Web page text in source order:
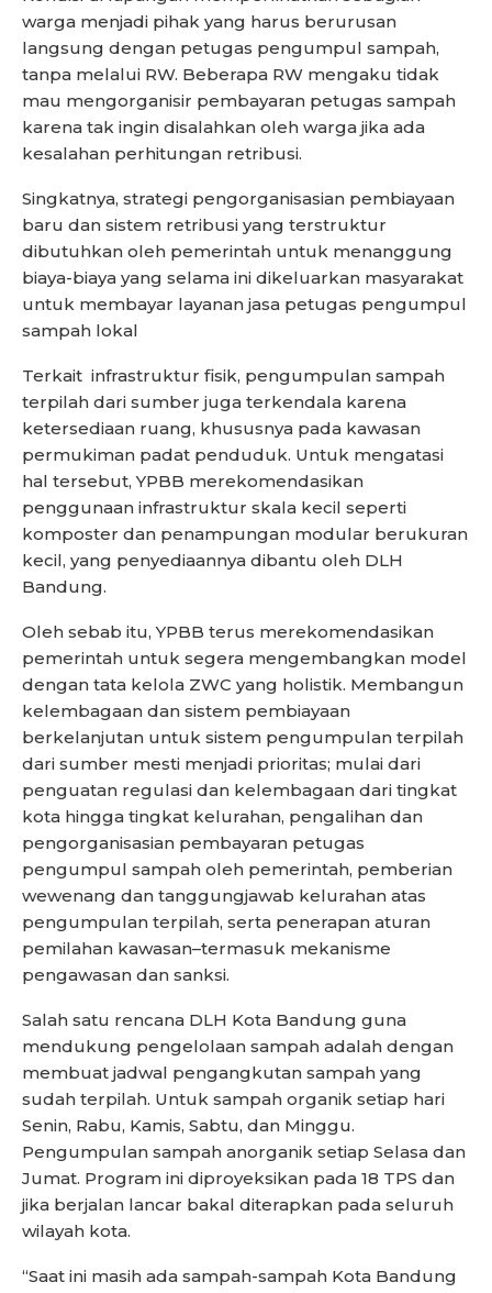
warga menjadi pihak yang harus berurusan
langsung dengan petugas pengumpul sampah,
tanpa melalui RW. Beberapa RW mengaku tidak
mau mengorganisir pembayaran petugas sampah
karena tak ingin disalahkan oleh warga jika ada
kesalahan perhitungan retribusi.
Singkatnya, strategi pengorganisasian pembiayaan
baru dan sistem retribusi yang terstruktur
dibutuhkan oleh pemerintah untuk menanggung
biaya-biaya yang selama ini dikeluarkan masyarakat
untuk membayar layanan jasa petugas pengumpul
sampah lokal
Terkait infrastruktur fisik, pengumpulan sampah
terpilah dari sumber juga terkendala karena
ketersediaan ruang, khususnya pada kawasan
permukiman padat penduduk. Untuk mengatasi
hal tersebut, YPBB merekomendasikan
penggunaan infrastruktur skala kecil seperti
komposter dan penampungan modular berukuran
kecil, yang penyediaannya dibantu oleh DLH
Bandung.
Oleh sebab itu, YPBB terus merekomendasikan
pemerintah untuk segera mengembangkan model
dengan tata kelola ZWC yang holistik. Membangun
kelembagaan dan sistem pembiayaan
berkelanjutan untuk sistem pengumpulan terpilah
dari sumber mesti menjadi prioritas; mulai dari
penguatan regulasi dan kelembagaan dari tingkat
kota hingga tingkat kelurahan, pengalihan dan
pengorganisasian pembayaran petugas
pengumpul sampah oleh pemerintah, pemberian
wewenang dan tanggungjawab kelurahan atas
pengumpulan terpilah, serta penerapan aturan
pemilahan kawasan–termasuk mekanisme
pengawasan dan sanksi.
Salah satu rencana DLH Kota Bandung guna
mendukung pengelolaan sampah adalah dengan
membuat jadwal pengangkutan sampah yang
sudah terpilah. Untuk sampah organik setiap hari
Senin, Rabu, Kamis, Sabtu, dan Minggu.
Pengumpulan sampah anorganik setiap Selasa dan
Jumat. Program ini diproyeksikan pada 18 TPS dan
jika berjalan lancar bakal diterapkan pada seluruh
wilayah kota.
“Saat ini masih ada sampah-sampah Kota Bandung